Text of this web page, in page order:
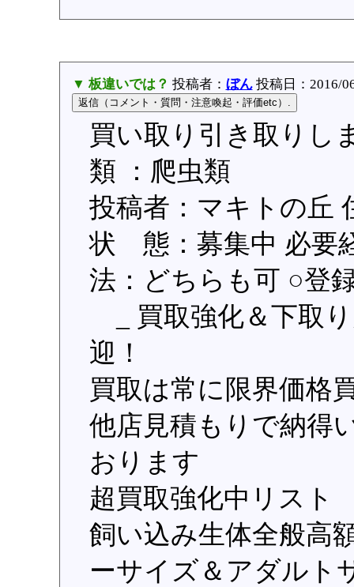
▼ 板違いでは？ 投稿者： ぼん投稿日：2016/
買い取り引き取りし
類 ：爬虫類
投稿者：マキトの
状 態：募集中 必要
法：どちらも可 ○登
_ 買取強化＆下取
迎！
買取は常に限界価格
他店見積もりで納得
おります
超買取強化中リス
飼い込み生体全般高
ーサイズ＆アダルト